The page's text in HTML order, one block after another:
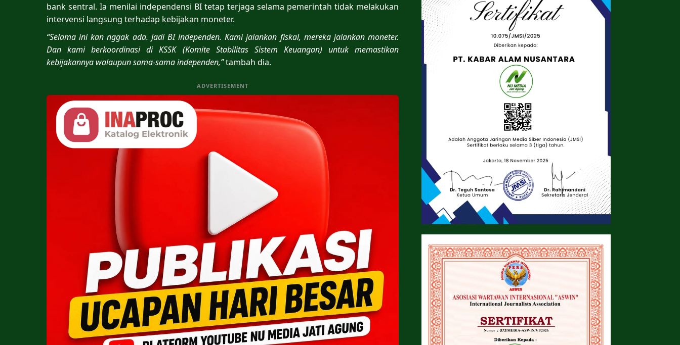
bank sentral. Ia menilai independensi BI tetap terjaga selama pemerintah tidak melakukan
intervensi langsung terhadap kebijakan moneter.
“Selama ini kan nggak ada. Jadi BI independen. Kami jalankan fiskal, mereka jalankan moneter.
Dan kami berkoordinasi di KSSK (Komite Stabilitas Sistem Keuangan) untuk memastikan
kebijakannya walaupun sama-sama independen,”tambah dia.
ADVERTISEMENT